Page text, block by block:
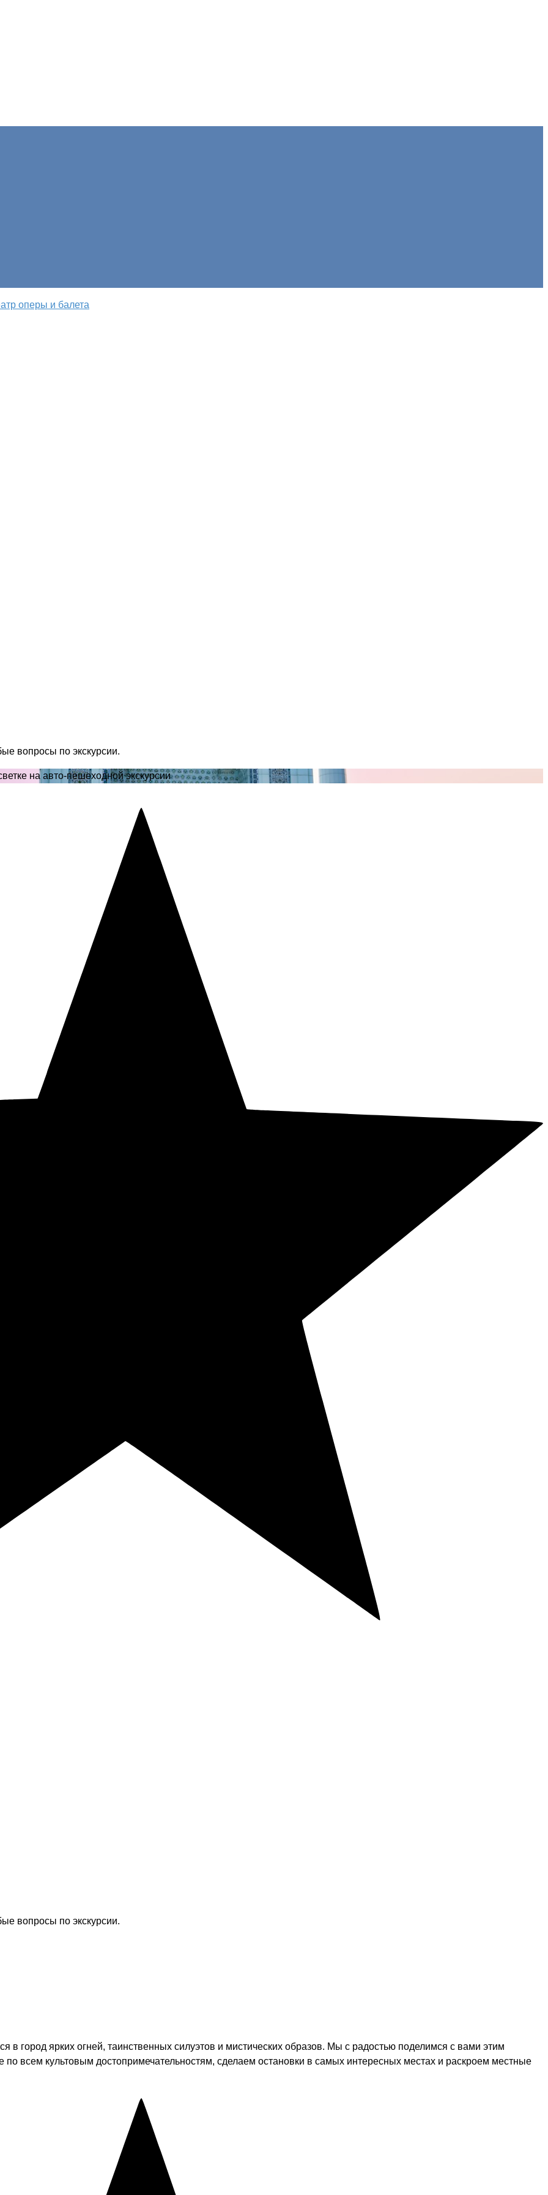
оперы и балета
вопросы по экскурсии.
на авто-пешеходной экскурсии
вопросы по экскурсии.
в город ярких огней, таинственных силуэтов и мистических образов. Мы с радостью поделимся с вами этим
всем культовым достопримечательностям, сделаем остановки в самых интересных местах и раскроем местные